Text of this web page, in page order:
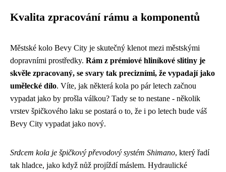
Kvalita zpracování rámu a komponentů
Městské kolo Bevy City je skutečný klenot mezi městskými
dopravními prostředky. Rám z prémiové hliníkové slitiny je
skvěle zpracovaný, se svary tak precizními, že vypadají jako
umělecké dílo. Víte, jak některá kola po pár letech začnou
vypadat jako by prošla válkou? Tady se to nestane - několik
vrstev špičkového laku se postará o to, že i po letech bude váš
Bevy City vypadat jako nový.
Srdcem kola je špičkový převodový systém Shimano, který řadí
tak hladce, jako když nůž projíždí máslem. Hydraulické